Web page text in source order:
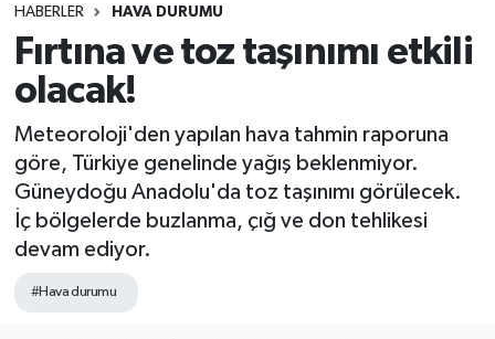
HABERLER HAVA DURUMU
Fırtına ve toz taşınımı etkili
olacak!
Meteoroloji'den yapılan hava tahmin raporuna
göre, Türkiye genelinde yağış beklenmiyor.
Güneydoğu Anadolu'da toz taşınımı görülecek.
İç bölgelerde buzlanma, çığ ve don tehlikesi
devam ediyor.
#Hava durumu
Son Dakika Haberleri